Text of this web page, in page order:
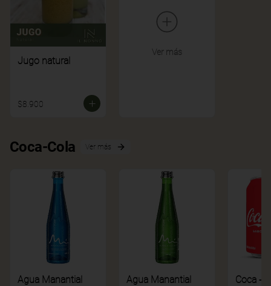
Jugo natural
$8.900
Ver más
Coca-Cola Ver más
Agua Manantial
Agua Manantial
Coca -